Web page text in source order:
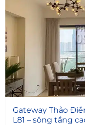
6
Gateway Thảo
L81 – sông tầng